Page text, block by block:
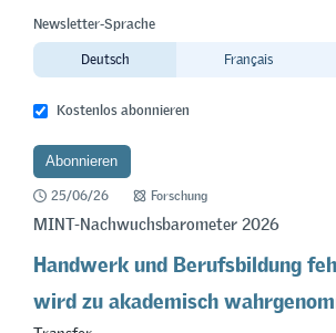
Newsletter-Sprache
Deutsch
Français
Kostenlos abonnieren
25/06/26 Forschung
MINT-Nachwuchsbarometer 2026
Handwerk und Berufsbildung
wird zu akademisch